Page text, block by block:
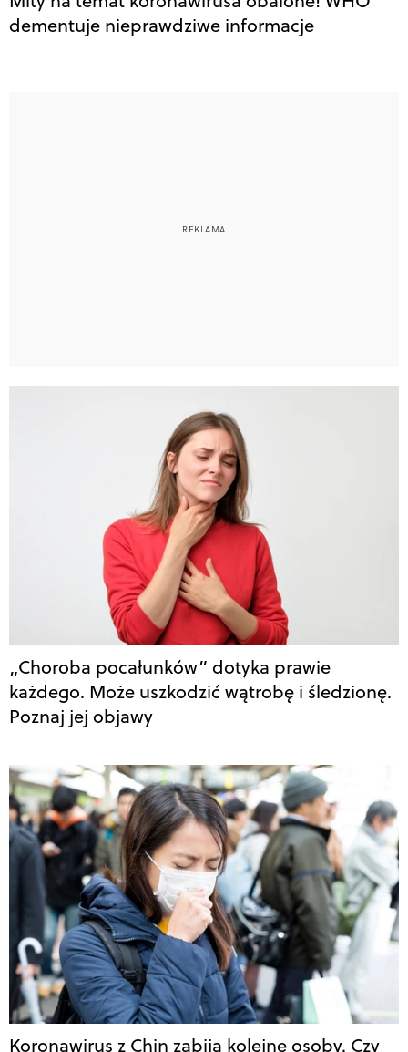
dementuje nieprawdziwe informacje
„Choroba pocałunków” dotyka prawie
każdego. Może uszkodzić wątrobę i śledzionę.
Poznaj jej objawy
Koronawirus z Chin zabija kolejne osoby. Czy